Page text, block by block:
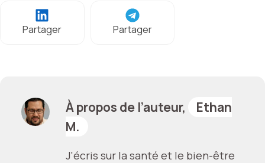
Partager Partager
À propos de l’auteur,
Ethan
M.
J'écris sur la santé et le bien-être